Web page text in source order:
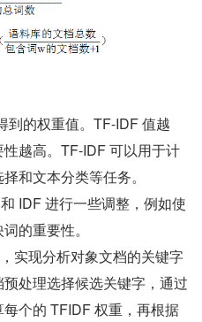
到的权重值。TF-IDF 值越
越高。TF-IDF 可以用于计
和文本分类等任务。
IDF 进行一些调整，例如使
的重要性。
实现分析对象文档的关键字
处理选择候选关键字，通过
个的 TFIDF 权重，再根据